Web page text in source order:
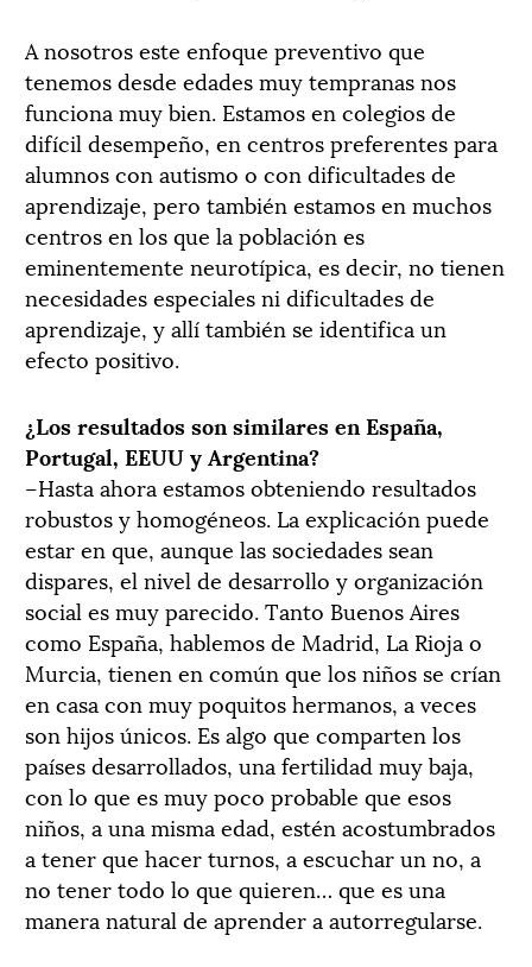
A nosotros este enfoque preventivo que
tenemos desde edades muy tempranas nos
funciona muy bien. Estamos en colegios de
difícil desempeño, en centros preferentes para
alumnos con autismo o con dificultades de
aprendizaje, pero también estamos en muchos
centros en los que la población es
eminentemente neurotípica, es decir, no tienen
necesidades especiales ni dificultades de
aprendizaje, y allí también se identifica un
efecto positivo.
¿Los resultados son similares en España,
Portugal, EEUU y Argentina?
–Hasta ahora estamos obteniendo resultados
robustos y homogéneos. La explicación puede
estar en que, aunque las sociedades sean
dispares, el nivel de desarrollo y organización
social es muy parecido. Tanto Buenos Aires
como España, hablemos de Madrid, La Rioja o
Murcia, tienen en común que los niños se crían
en casa con muy poquitos hermanos, a veces
son hijos únicos. Es algo que comparten los
países desarrollados, una fertilidad muy baja,
con lo que es muy poco probable que esos
niños, a una misma edad, estén acostumbrados
a tener que hacer turnos, a escuchar un no, a
no tener todo lo que quieren… que es una
manera natural de aprender a autorregularse.